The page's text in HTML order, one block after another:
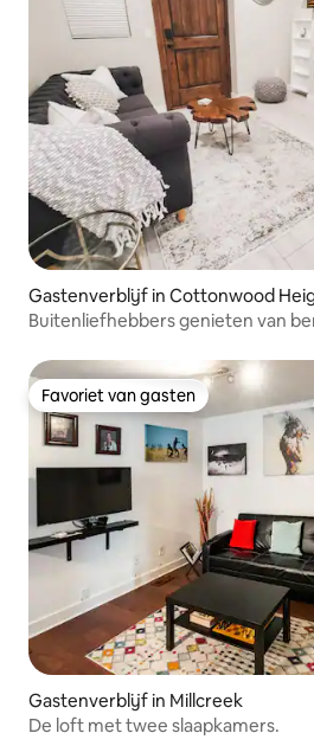
Gastenverblijf in Cottonwood
Buitenliefhebbers genieten van
Favoriet van gasten
Favoriet van gasten
Gastenverblijf in Millcreek
De loft met twee slaapkamers.